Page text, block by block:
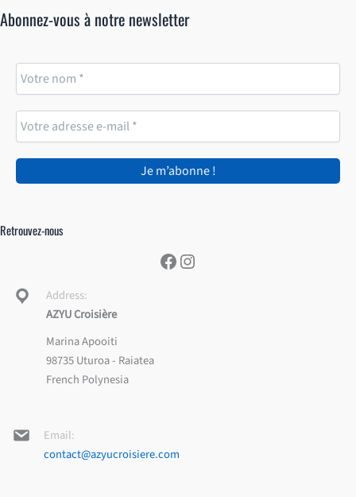
Abonnez-vous à notre newsletter
Retrouvez-nous
Facebook
Instagram
Address:
AZYU Croisière
Marina Apooiti
98735 Uturoa - Raiatea
French Polynesia
Email:
contact@azyucroisiere.com